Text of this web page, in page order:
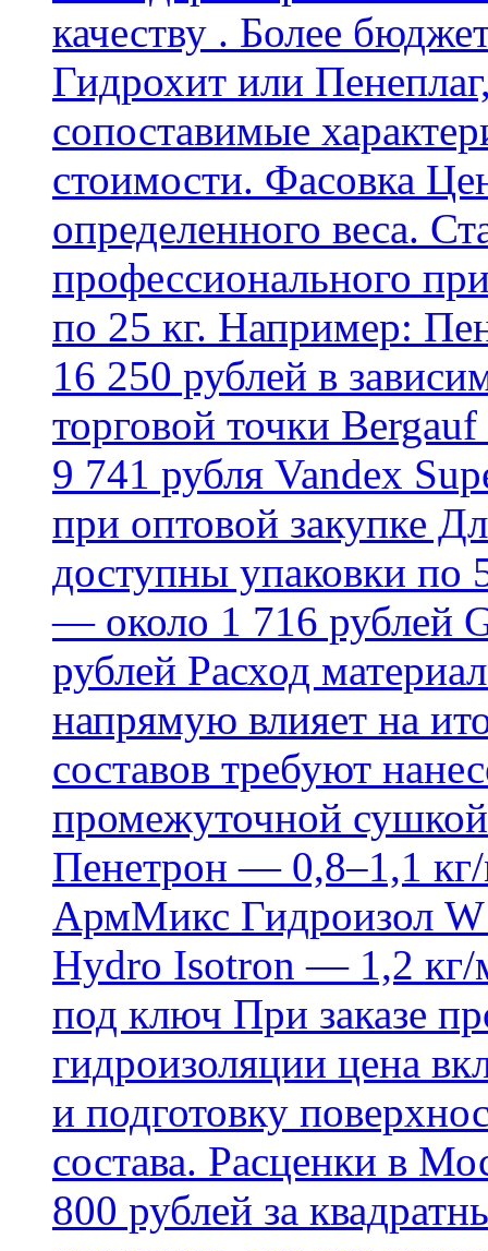
качеству . Более
Гидрохит или
сопоставимые
стоимости. Фасовка
определенного веса.
профессионального
по 25 кг. Например:
16 250 рублей в
торговой точки
9 741 рубля Vandex
при оптовой закупке
доступны упаковки по
— около 1 716 рублей
рублей Расход
напрямую влияет на
составов требуют
промежуточной
Пенетрон — 0,8–1,1 кг/
АрмМикс Гидроизол
Hydro Isotron — 1,2 кг/
под ключ При заказе
гидроизоляции цена
и подготовку
состава. Расценки в
800 рублей за